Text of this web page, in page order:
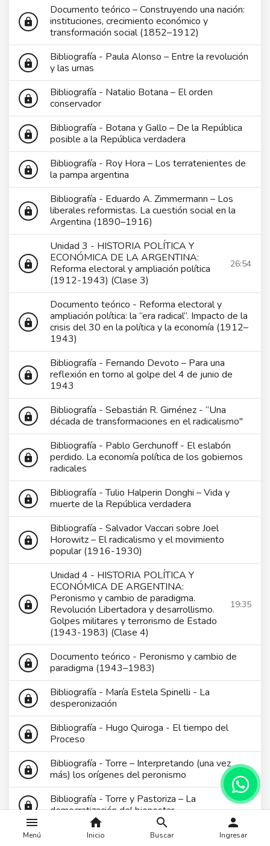
menu
Menú
home
Inicio
search
Buscar
person
Ingresar
lock
Documento teórico – Construyendo una nación:
instituciones, crecimiento económico y
transformación social (1852–1912)
lock
Bibliografía - Paula Alonso – Entre la revolución
y las urnas
lock
Bibliografía - Natalio Botana – El orden
conservador
lock
Bibliografía - Botana y Gallo – De la República
posible a la República verdadera
lock
Bibliografía - Roy Hora – Los terratenientes de
la pampa argentina
lock
Bibliografía - Eduardo A. Zimmermann – Los
liberales reformistas. La cuestión social en la
Argentina (1890–1916)
lock
Unidad 3 - HISTORIA POLÍTICA Y
ECONÓMICA DE LA ARGENTINA:
Reforma electoral y ampliación política
(1912-1943) (Clase 3)
26:54
lock
Documento teórico - Reforma electoral y
ampliación política: la “era radical”. Impacto de la
crisis del 30 en la política y la economía (1912–
1943)
lock
Bibliografía - Fernando Devoto – Para una
reflexión en torno al golpe del 4 de junio de
1943
lock
Bibliografía - Sebastián R. Giménez - “Una
década de transformaciones en el radicalismo"
lock
Bibliografía - Pablo Gerchunoff - El eslabón
perdido. La economía política de los gobiernos
radicales
lock
Bibliografía - Tulio Halperin Donghi – Vida y
muerte de la República verdadera
lock
Bibliografía - Salvador Vaccari sobre Joel
Horowitz – El radicalismo y el movimiento
popular (1916-1930)
lock
Unidad 4 - HISTORIA POLÍTICA Y
ECONÓMICA DE ARGENTINA:
Peronismo y cambio de paradigma.
Revolución Libertadora y desarrollismo.
Golpes militares y terrorismo de Estado
(1943-1983) (Clase 4)
19:35
lock
Documento teórico - Peronismo y cambio de
paradigma (1943–1983)
lock
Bibliografía - María Estela Spinelli - La
desperonización
lock
Bibliografía - Hugo Quiroga - El tiempo del
Proceso
lock
Bibliografía - Torre – Interpretando (una vez
más) los orígenes del peronismo
lock
Bibliografía - Torre y Pastoriza – La
democratización del bienestar
lock
Bibliografía - Pontoriero – En torno a los